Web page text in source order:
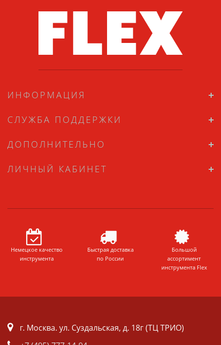
ИНФОРМАЦИЯ
СЛУЖБА ПОДДЕРЖКИ
ДОПОЛНИТЕЛЬНО
ЛИЧНЫЙ КАБИНЕТ
Немецкое качество
инструмента
Быстрая доставка
по России
Большой
ассортимент
инструмента Flex
г. Москва. ул. Суздальская, д. 18г (ТЦ ТРИО)